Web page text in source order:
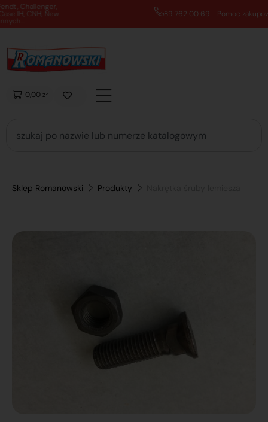
89 762 00 69 - Pomoc zakupowa 7:00 - 16:00
0,00 zł
Sklep Romanowski Produkty